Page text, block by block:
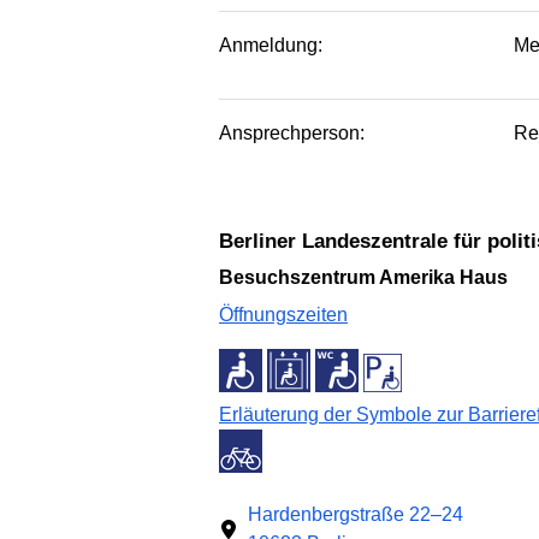
Anmeldung:
Ansprechperson:
Berliner Landeszentrale für
Besuchszentrum Amerika Haus
Öffnungszeiten
Erläuterung der Symbole zur
Hardenbergstraße 22–24